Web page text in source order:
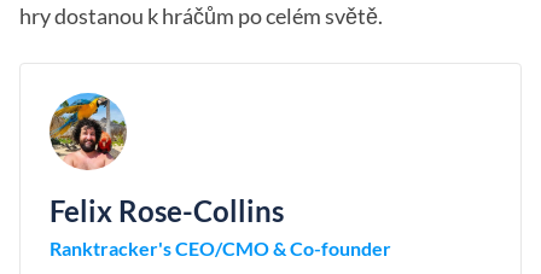
hry dostanou k hráčům po celém světě.
Felix Rose-Collins
Ranktracker's CEO/CMO & Co-founder